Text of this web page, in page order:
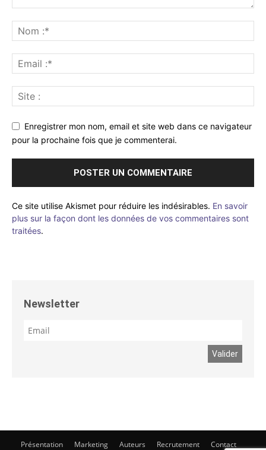
Enregistrer mon nom, email et site web dans ce navigateur
pour la prochaine fois que je commenterai.
Ce site utilise Akismet pour réduire les indésirables. En savoir
plus sur la façon dont les données de vos commentaires sont
traitées.
Newsletter
Présentation Marketing Auteurs Recrutement Contact